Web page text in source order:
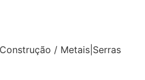
/ Metais|Serras